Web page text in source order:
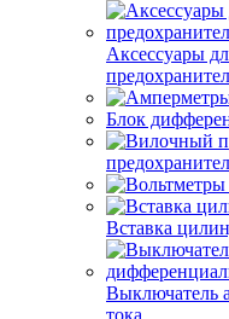
Аксессуары
Блок
Вставка
Выключатель
тока